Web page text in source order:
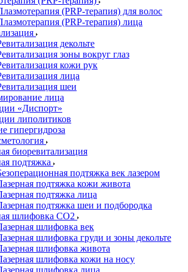
(PRP-терапия) для волос
(PRP-терапия) лица
декольте
зоны вокруг глаз
кожи рук
лица
шеи
лица
«Диспорт»
липолитиков
гипергидроза
биоревитализация
подтяжка
подтяжка век лазером
подтяжка кожи живота
подтяжка лица
подтяжка шеи и подбородка
шлифовка CO2
шлифовка век
шлифовка груди и зоны декольте
шлифовка живота
шлифовка кожи на носу
шлифовка лица